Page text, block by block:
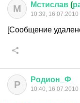
М Мстислав (
10:39, 16.07.2010
[Сообщение
Р Родион Ф
10:40, 16.07.2010